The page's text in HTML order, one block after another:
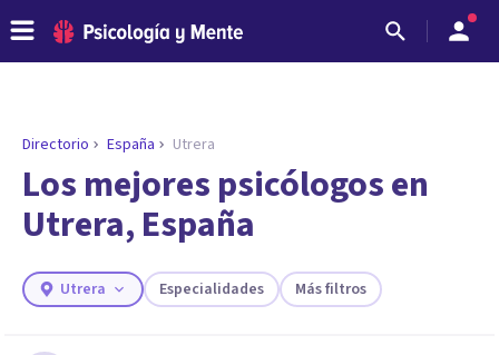
Directorio España Utrera
Los mejores psicólogos en
Utrera, España
Utrera Especialidades Más filtros